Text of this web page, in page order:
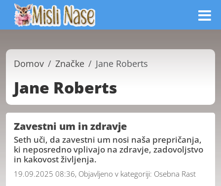
Domov Značke Jane Roberts
Jane Roberts
Zavestni um in zdravje
Seth uči, da zavestni um nosi naša prepričanja,
ki neposredno vplivajo na zdravje, zadovoljstvo
in kakovost življenja.
19.09.2025 08:36, Objavljeno v kategoriji: Osebna Rast